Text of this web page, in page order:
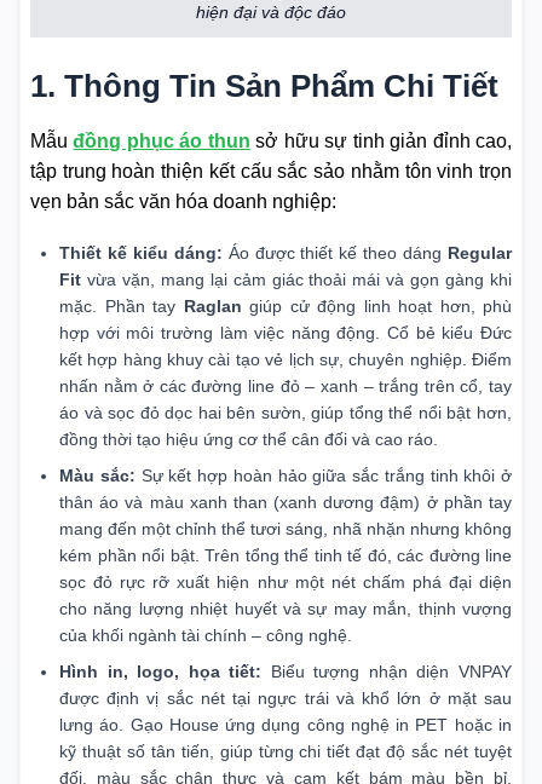
hiện đại và độc đáo
1. Thông Tin Sản Phẩm Chi Tiết
Mẫuđồng phục áo thun sở hữu sự tinh giản đỉnh cao,
tập trung hoàn thiện kết cấu sắc sảo nhằm tôn vinh trọn
vẹn bản sắc văn hóa doanh nghiệp:
Thiết kế kiểu dáng: Áo được thiết kế theo dáng Regular
Fit vừa vặn, mang lại cảm giác thoải mái và gọn gàng khi
mặc. Phần tay Raglan giúp cử động linh hoạt hơn, phù
hợp với môi trường làm việc năng động. Cổ bẻ kiểu Đức
kết hợp hàng khuy cài tạo vẻ lịch sự, chuyên nghiệp. Điểm
nhấn nằm ở các đường line đỏ – xanh – trắng trên cổ, tay
áo và sọc đỏ dọc hai bên sườn, giúp tổng thể nổi bật hơn,
đồng thời tạo hiệu ứng cơ thể cân đối và cao ráo.
Màu sắc: Sự kết hợp hoàn hảo giữa sắc trắng tinh khôi ở
thân áo và màu xanh than (xanh dương đậm) ở phần tay
mang đến một chỉnh thể tươi sáng, nhã nhặn nhưng không
kém phần nổi bật. Trên tổng thể tinh tế đó, các đường line
sọc đỏ rực rỡ xuất hiện như một nét chấm phá đại diện
cho năng lượng nhiệt huyết và sự may mắn, thịnh vượng
của khối ngành tài chính – công nghệ.
Hình in, logo, họa tiết: Biểu tượng nhận diện VNPAY
được định vị sắc nét tại ngực trái và khổ lớn ở mặt sau
lưng áo. Gạo House ứng dụng công nghệ in PET hoặc in
kỹ thuật số tân tiến, giúp từng chi tiết đạt độ sắc nét tuyệt
đối, màu sắc chân thực và cam kết bám màu bền bỉ,